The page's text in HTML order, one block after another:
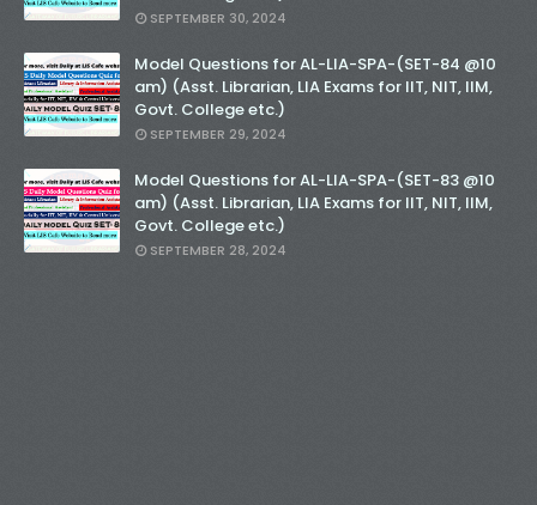
SEPTEMBER 30, 2024
Model Questions for AL-LIA-SPA-(SET-84 @10
am) (Asst. Librarian, LIA Exams for IIT, NIT, IIM,
Govt. College etc.)
SEPTEMBER 29, 2024
Model Questions for AL-LIA-SPA-(SET-83 @10
am) (Asst. Librarian, LIA Exams for IIT, NIT, IIM,
Govt. College etc.)
SEPTEMBER 28, 2024